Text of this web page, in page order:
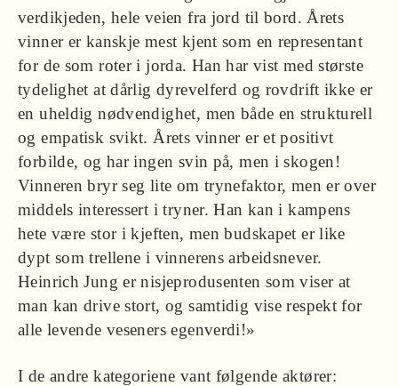
verdikjeden, hele veien fra jord til bord. Årets
vinner er kanskje mest kjent som en representant
for de som roter i jorda. Han har vist med største
tydelighet at dårlig dyrevelferd og rovdrift ikke er
en uheldig nødvendighet, men både en strukturell
og empatisk svikt. Årets vinner er et positivt
forbilde, og har ingen svin på, men i skogen!
Vinneren bryr seg lite om trynefaktor, men er over
middels interessert i tryner. Han kan i kampens
hete være stor i kjeften, men budskapet er like
dypt som trellene i vinnerens arbeidsnever.
Heinrich Jung er nisjeprodusenten som viser at
man kan drive stort, og samtidig vise respekt for
alle levende veseners egenverdi!»
I de andre kategoriene vant følgende aktører: